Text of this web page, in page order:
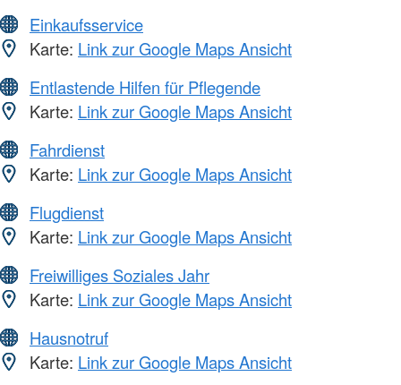
Einkaufsservice
Karte: Link zur Google Maps Ansicht
Entlastende Hilfen für Pflegende
Karte: Link zur Google Maps Ansicht
Fahrdienst
Karte: Link zur Google Maps Ansicht
Flugdienst
Karte: Link zur Google Maps Ansicht
Freiwilliges Soziales Jahr
Karte: Link zur Google Maps Ansicht
Hausnotruf
Karte: Link zur Google Maps Ansicht